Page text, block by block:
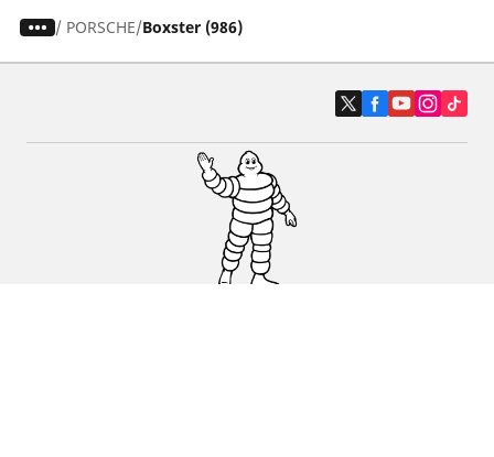
/ PORSCHE Boxster (986)